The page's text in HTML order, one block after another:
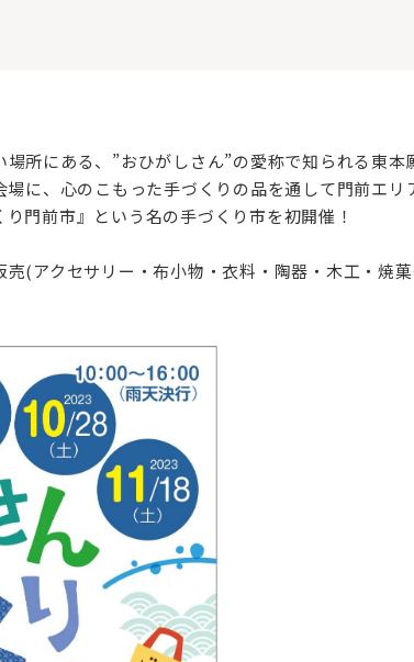
所にある、”おひがしさん”の愛称で知られる東
に、心のこもった手づくりの品を通して門前エ
門前市』という名の手づくり市を初開催！
(アクセサリー・布小物・衣料・陶器・木工・焼